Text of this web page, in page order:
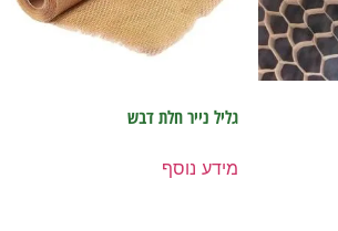
גליל נייר חלת דבש
מידע נוסף